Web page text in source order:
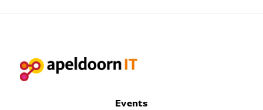
Events